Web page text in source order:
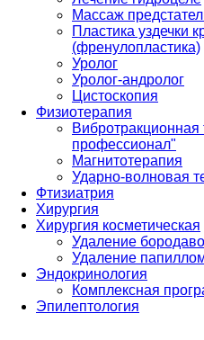
Массаж
Пластика уздечки
(френулопластика)
Уролог
Уролог-андролог
Цистоскопия
Физиотерапия
профессионал"
Магнитотерапия
Ударно-волновая
Фтизиатрия
Хирургия
Хирургия косметическая
Удаление
Удаление
Эндокринология
Комплексная
Эпилептология